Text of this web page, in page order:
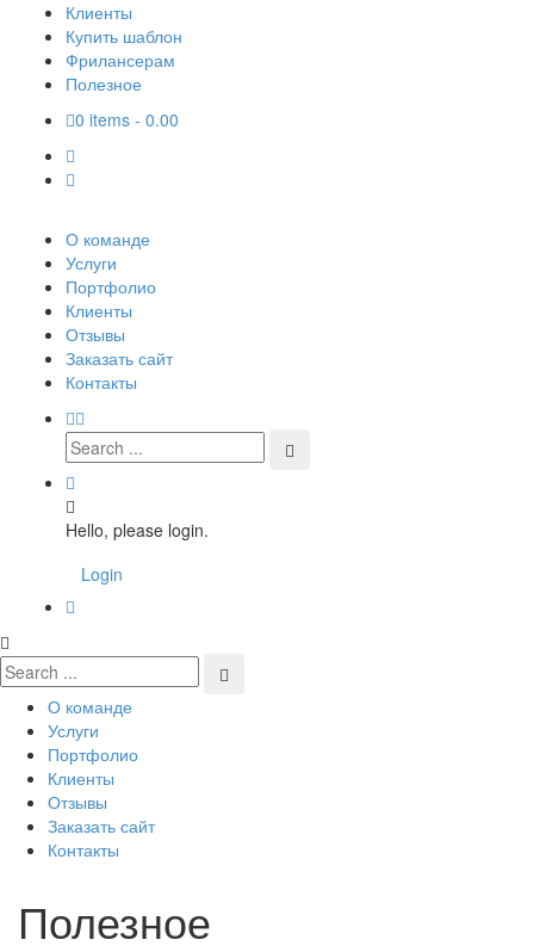
Клиенты
Купить шаблон
Фрилансерам
Полезное
0 items - 0.00
О команде
Услуги
Портфолио
Клиенты
Отзывы
Заказать сайт
Контакты
Hello, please login.
Login
О команде
Услуги
Портфолио
Клиенты
Отзывы
Заказать сайт
Контакты
Полезное